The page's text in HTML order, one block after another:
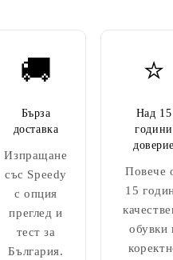
🚚
Бърза
доставка
Изпращане
със Speedy
с опция
преглед и
тест за
България.
⭐
Над 15
години
Повече
15
обувки